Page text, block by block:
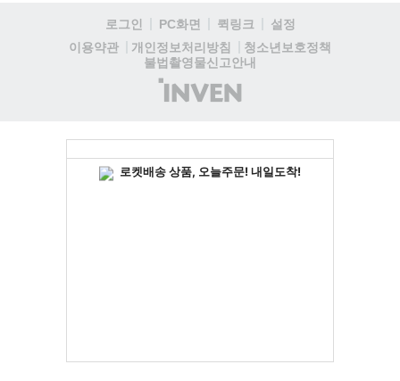
로그인 PC화면 퀵링크
설정
이용약관
개인정보처리방침
청소년보호정책
불법촬영물신고안내
(주)
인